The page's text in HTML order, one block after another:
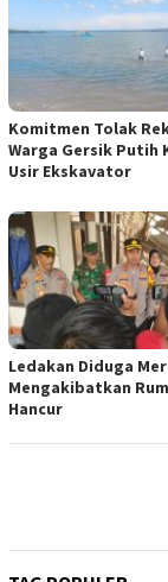
Komitmen Tolak
Warga Gersik Putih
Usir Ekskavator
Ledakan Diduga
Mengakibatkan
Hancur